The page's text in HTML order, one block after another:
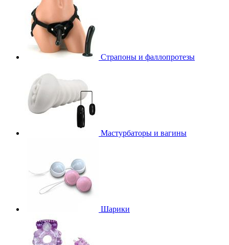
Страпоны и фаллопротезы
Мастурбаторы и вагины
Шарики